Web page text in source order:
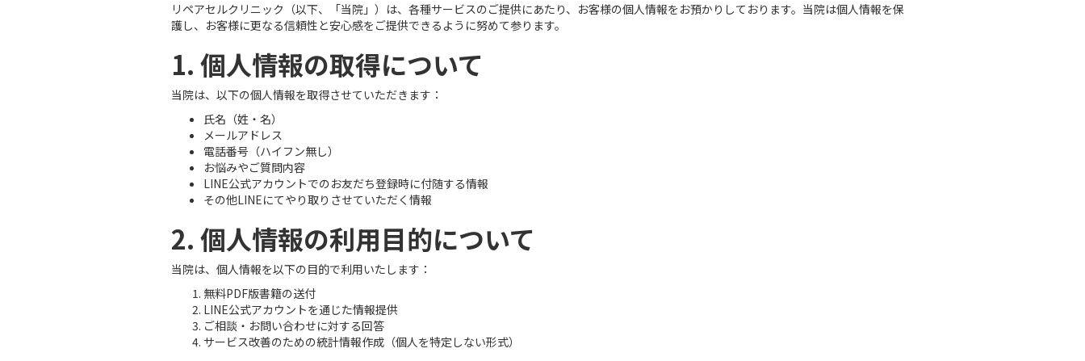
リペアセルクリニック（以下、「当院」）は、各種サービスのご提供にあたり、お客様の個人情報をお預かりしております。当院は個人情報を保
護し、お客様に更なる信頼性と安心感をご提供できるように努めて参ります。
1. 個人情報の取得について
当院は、以下の個人情報を取得させていただきます：
氏名（姓・名）
メールアドレス
電話番号（ハイフン無し）
お悩みやご質問内容
LINE公式アカウントでのお友だち登録時に付随する情報
その他LINEにてやり取りさせていただく情報
2. 個人情報の利用目的について
当院は、個人情報を以下の目的で利用いたします：
無料PDF版書籍の送付
LINE公式アカウントを通じた情報提供
ご相談・お問い合わせに対する回答
サービス改善のための統計情報作成（個人を特定しない形式）